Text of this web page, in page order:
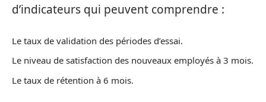
d’indicateurs qui peuvent comprendre :
Le taux de validation des périodes d’essai.
Le niveau de satisfaction des nouveaux employés à 3 mois.
Le taux de rétention à 6 mois.